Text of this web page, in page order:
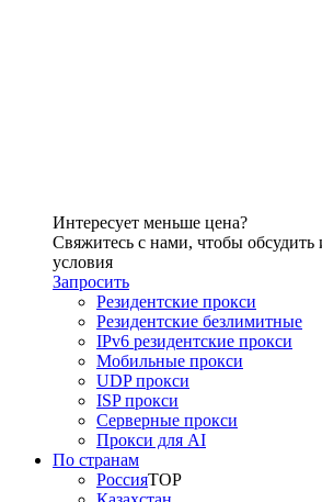
Интересует меньше цена?
Свяжитесь с нами, чтобы
условия
Запросить
Резидентские прокси
Резидентские безлимитные
IPv6 резидентские прокси
Мобильные прокси
UDP прокси
ISP прокси
Серверные прокси
Прокси для AI
По странам
РоссияTOP